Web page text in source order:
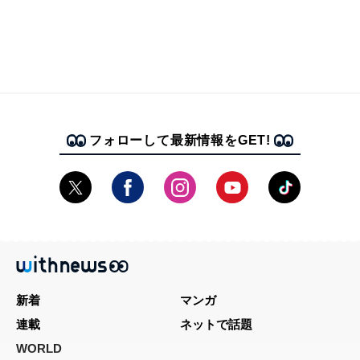
フォローして最新情報をGET!
新着
マンガ
連載
ネットで話題
WORLD